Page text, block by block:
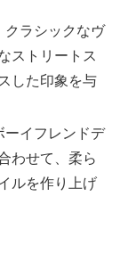
クラシックなヴ
ストリートス
した印象を与
ーイフレンドデ
わせて、柔ら
ルを作り上げ